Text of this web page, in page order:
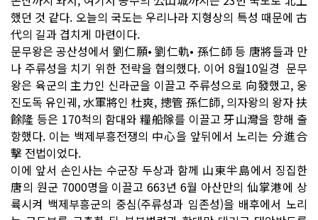
했던 것 같다. 오늘의 국도는 우리나라 지형상의 특성 때문에 古
代의 길과 겹치게 마련이다.
문무왕은 공산성에서 劉仁願• 劉仁軌• 孫仁師 등 唐將들과 만
나 주류성을 치기 위한 전략을 협의했다. 이어 8월10일경 문무
왕은 육군의 主力인 신라군을 이끌고 주류성으로 向發했고, 웅
진도독 유인궤, 水軍將인 杜爽, 摠管 孫仁師, 의자왕의 왕자 扶
餘隆 등은 170척의 함대와 糧船隊를 이끌고 牙山灣을 향해 출
항했다. 이는 백제부흥전쟁의 中心을 앞뒤에서 노리는 分進合
擊 전법이었다.
이에 앞서 손인사는 수군장 두상과 함께 山東半島에서 징집한
唐의 원군 7000명을 이끌고 663년 6월 아산만의 仙掌港에 상
륙시켜 백제부흥군의 중심(주류성과 임존성)을 배후에서 노리